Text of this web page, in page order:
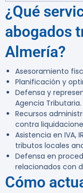
¿Qué
abogados
Almería?
Asesoramiento
Planificación y
Defensa y
Agencia Tributaria.
Recursos
contra
Asistencia en IVA,
tributos locales
Defensa en
relacionados con
Cómo